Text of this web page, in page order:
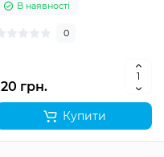
В наявності
0
грн.
Купити